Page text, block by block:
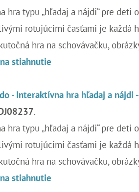
hra typu „hľadaj a nájdi“ pre deti
rotujúcimi časťami je každá
hra na schovávačku,
stiahnutie
- Interaktívna hra hľadaj a nájdi
.
hra typu „hľadaj a nájdi“ pre deti
rotujúcimi časťami je každá
hra na schovávačku,
stiahnutie